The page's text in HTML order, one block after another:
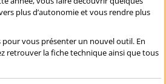
plus d’autonomie et vous rendre plus
vous présenter un nouvel outil. En
retrouver la fiche technique ainsi que tous